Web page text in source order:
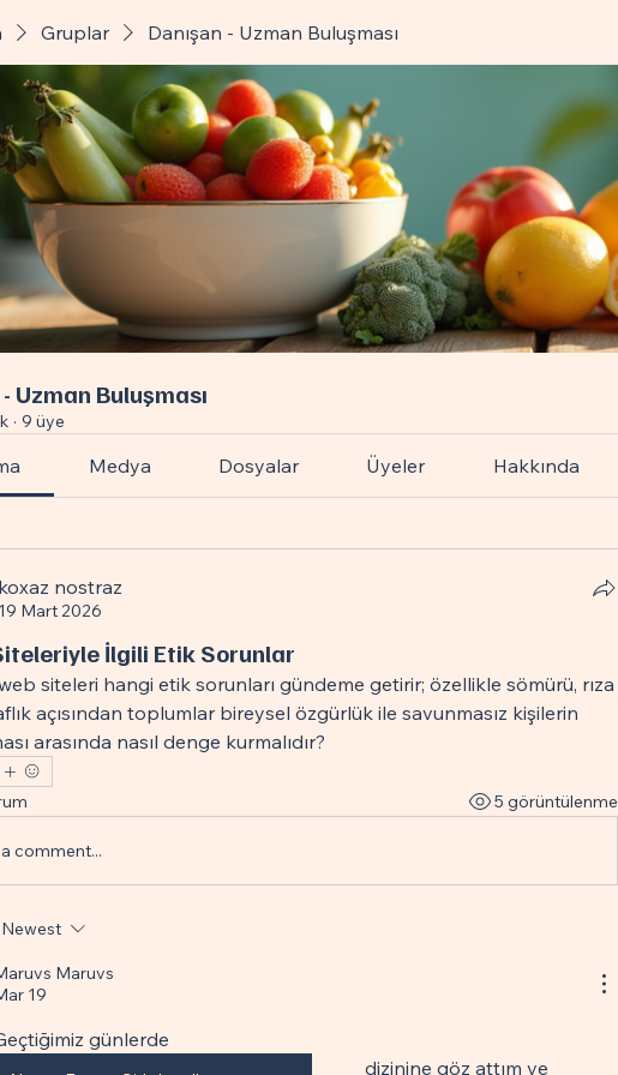
Gruplar Danışan - Uzman Buluşması
Uzman Buluşması
· 9 üye
Medya Dosyalar Üyeler Hakkında
koxaz nostraz
19 Mart 2026
İlgili Etik Sorunlar
siteleri hangi etik sorunları gündeme getirir; özellikle sömürü, rıza
açısından toplumlar bireysel özgürlük ile savunmasız kişilerin
arasında nasıl denge kurmalıdır?
5 görüntülenme
comment...
Newest
Maruvs
19
günlerde